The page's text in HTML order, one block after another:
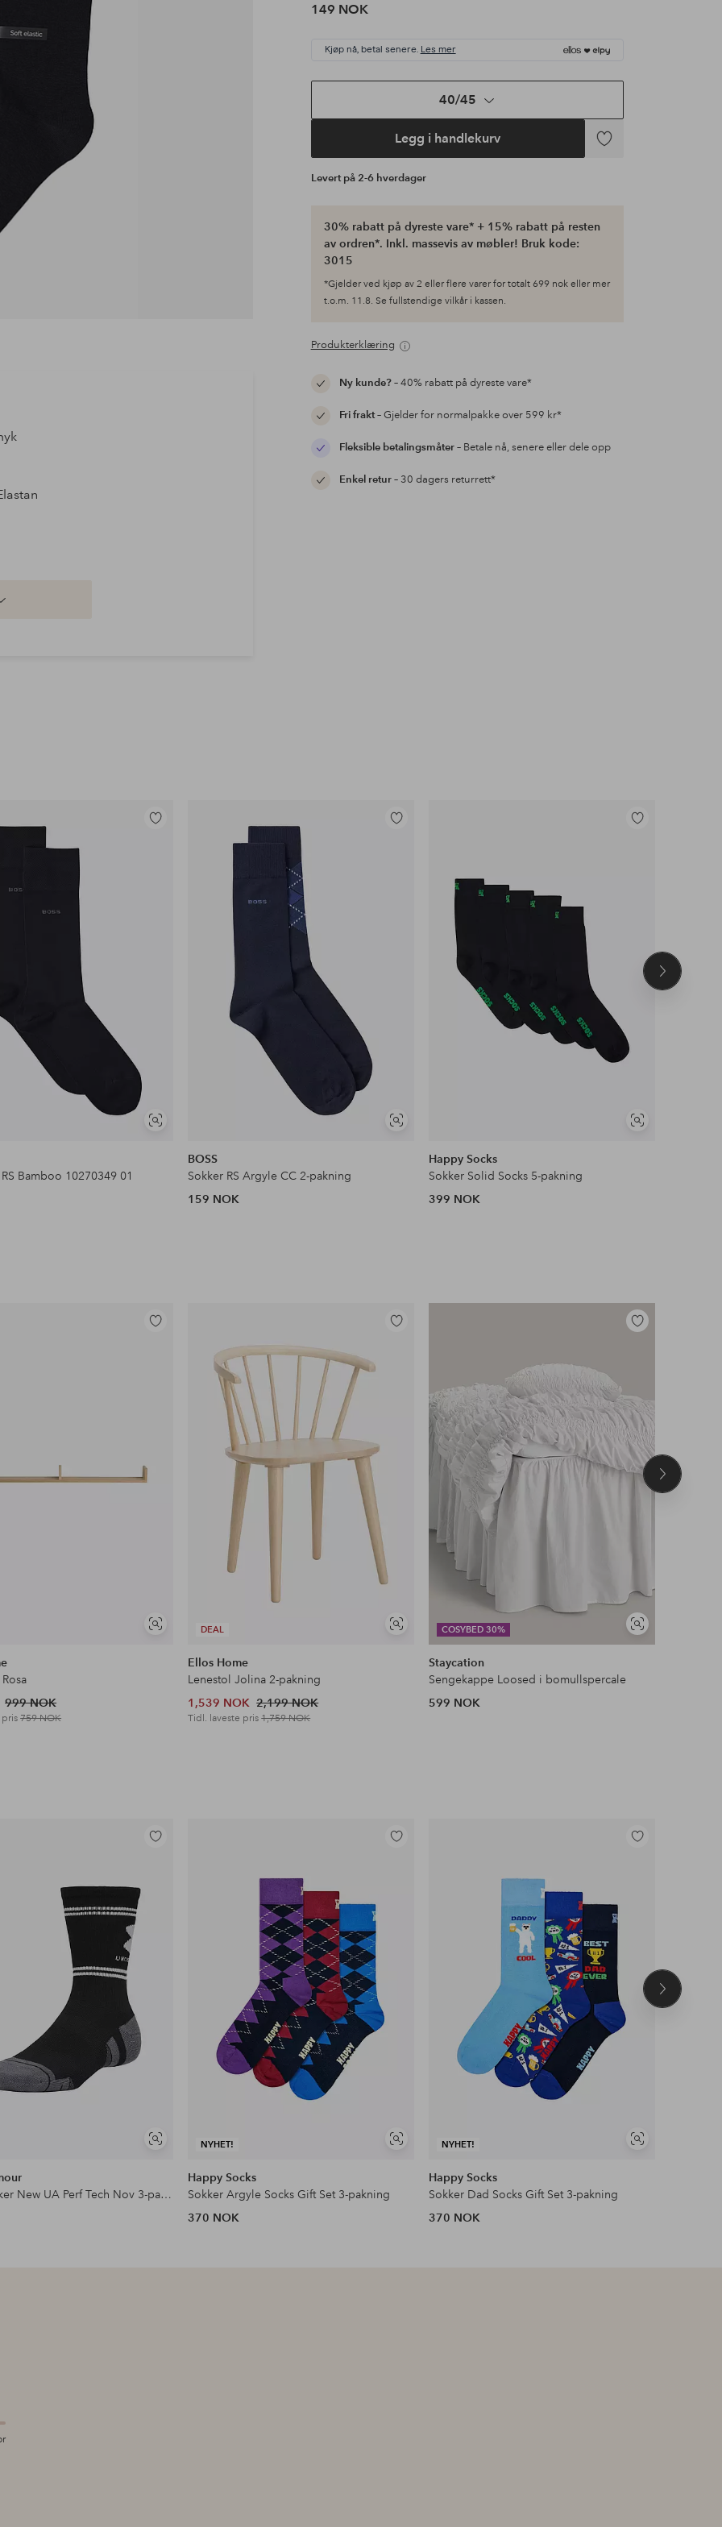
149 NOK
Kjøp nå, betal senere. Les mer
40/45
Legg i handlekurv
Legg
Levert på 2-6 hverdager
30% rabatt på dyreste vare* + 15% rabatt på resten
av ordren*. Inkl. massevis av møbler! Bruk kode:
3015
*Gjelder ved kjøp av 2 eller flere varer for totalt 699 nok eller mer
t.o.m. 11.8. Se fullstendige vilkår i kassen.
Produkterklæring
Ny kunde?– 40% rabatt på dyreste vare*
Fri frakt– Gjelder for normalpakke over 599 kr*
Fleksible betalingsmåter– Betale nå, senere eller dele opp
Enkel retur– 30 dagers returrett*
Vis
Legg
Bamboo 10270349 01
Vis
Legg
BOSS
Sokker RS Argyle CC 2-pakning
159 NOK
Vis
Legg
Happy Socks
Sokker Solid Socks 5-pakning
399 NOK
Neste
Vis
Legg
999 NOK
pris759 NOK
DEAL
Vis
lignende
Legg
Ellos Home
Lenestol Jolina 2-pakning
1,539 NOK 2,199 NOK
Tidl. laveste pris1,759 NOK
COSYBED 30%
Vis
lignende
Legg
Staycation
Sengekappe Loosed i bomullspercale
599 NOK
Neste
Vis
Legg
Sportssokker New UA Perf Tech Nov 3-pakning
NYHET!
Vis
Legg
Happy Socks
Sokker Argyle Socks Gift Set 3-pakning
370 NOK
NYHET!
Vis
Legg
Happy Socks
Sokker Dad Socks Gift Set 3-pakning
370 NOK
Neste